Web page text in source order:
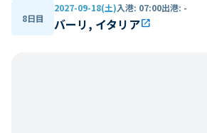
8日目
2027-09-18(土)入港: 07:00出港: -
バーリ, イタリアopen_in_new